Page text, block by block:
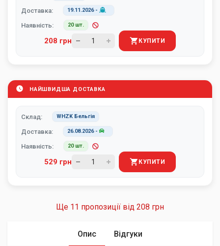
Доставка: 19.11.2026-
Наявність: 20 шт.
208 грн КУПИТИ
НАЙШВИДША ДОСТАВКА
Склад: WHZK Бельгія
Доставка: 26.08.2026-
Наявність: 20 шт.
529 грн КУПИТИ
Ще 11 пропозиції від 208 грн
Опис Відгуки